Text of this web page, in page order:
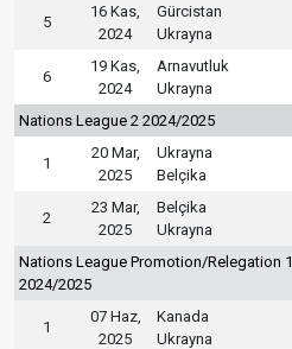
5
16 Kas,
2024
Gürcistan
Ukrayna
6
19 Kas,
2024
Arnavutluk
Ukrayna
Nations League 2 2024/2025
1
20 Mar,
2025
Ukrayna
Belçika
2
23 Mar,
2025
Belçika
Ukrayna
Nations League Promotion/Relegation 1
2024/2025
1
07 Haz,
2025
Kanada
Ukrayna